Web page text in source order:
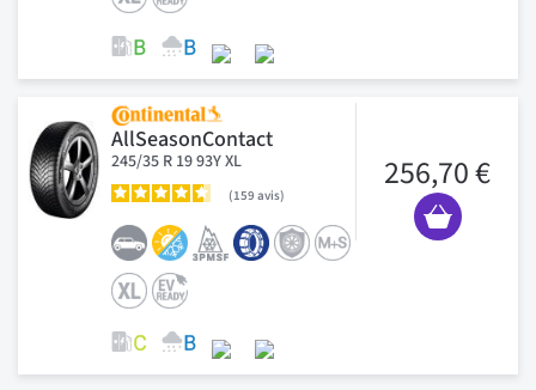
AllSeasonContact
245/35 R 19 93Y XL
159 avis
256,70 €